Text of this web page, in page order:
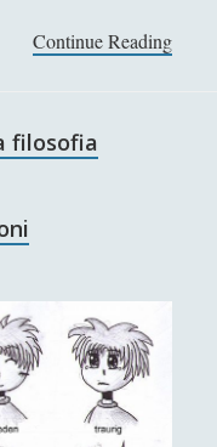
Been Set
Continue ReadingE
V
filosofia